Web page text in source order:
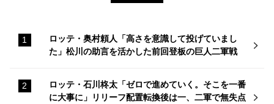
ロッテ・奥村頼人「高さを意識して投げていまし
た」松川の助言を活かした前回登板の巨人二軍戦
ロッテ・石川柊太「ゼロで進めていく。そこを一番
に大事に」リリーフ配置転換後は一、二軍で無失点